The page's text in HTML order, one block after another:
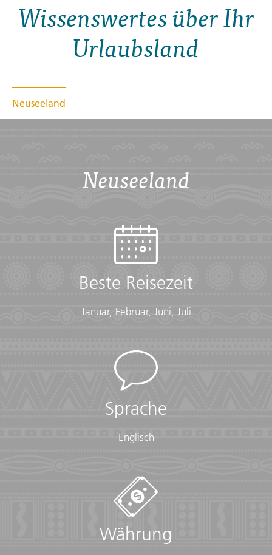
Wissenswertes über Ihr
Urlaubsland
Neuseeland
Neuseeland
Beste Reisezeit
Januar, Februar, Juni, Juli
Sprache
Englisch
Währung